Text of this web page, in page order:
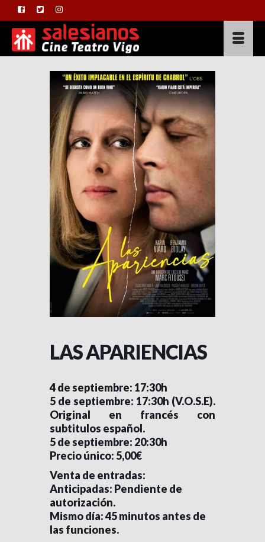
LAS APARIENCIAS
4 de septiembre: 17:30h
5 de septiembre: 17:30h (V.O.S.E).
Original en francés con
subtitulos español.
5 de septiembre: 20:30h
Precio único: 5,00€
Venta de entradas:
Anticipadas: Pendiente de
autorización.
Mismo día: 45 minutos antes de
las funciones.